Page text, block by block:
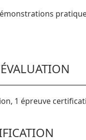
1 épreuve